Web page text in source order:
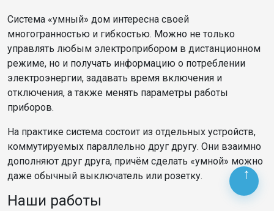
Система «умный» дом интересна своей
многогранностью и гибкостью. Можно не только
управлять любым электроприбором в дистанционном
режиме, но и получать информацию о потреблении
электроэнергии, задавать время включения и
отключения, а также менять параметры работы
приборов.
На практике система состоит из отдельных устройств,
коммутируемых параллельно друг другу. Они взаимно
дополняют друг друга, причём сделать «умной» можно
даже обычный выключатель или розетку.
Наши работы